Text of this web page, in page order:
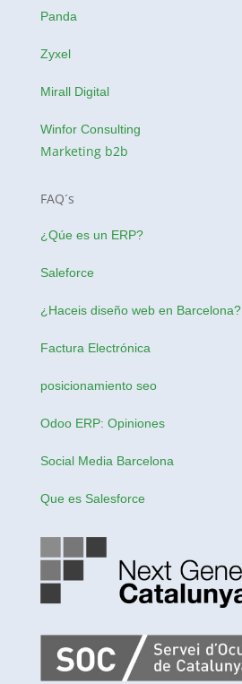
Panda
Zyxel
Mirall Digital
Winfor Consulting
Marketing b2b
FAQ´s
¿Qúe es un ERP?
Saleforce
¿Haceis diseño web en Barcelona?
Factura Electrónica
posicionamiento seo
Odoo ERP: Opiniones
Social Media Barcelona
Que es Salesforce